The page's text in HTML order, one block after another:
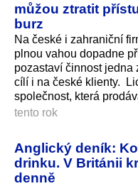
můžou ztratit
burz
Na české i zahraniční
plnou vahou dopadne
pozastaví činnost jedna
cílí i na české klienty.
společnost, která
tento rok
Anglický deník:
drinku. V Británii
denně